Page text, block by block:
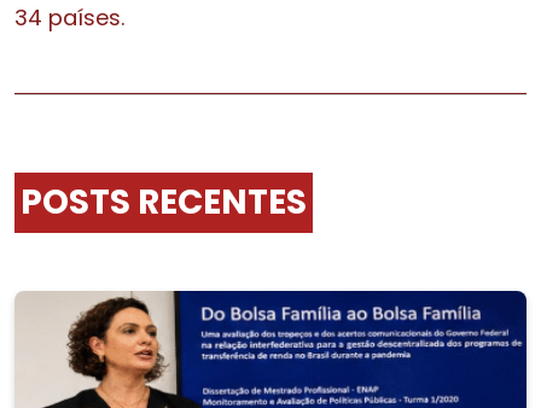
34 países.
POSTS RECENTES